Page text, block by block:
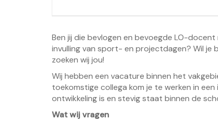
Ben jij die bevlogen en bevoegde LO-
invulling van sport- en projectdagen? Wil je
zoeken wij jou!
Wij hebben een vacature binnen het
toekomstige collega kom je te werken in
ontwikkeling is en stevig staat binnen de
Wat wij vragen